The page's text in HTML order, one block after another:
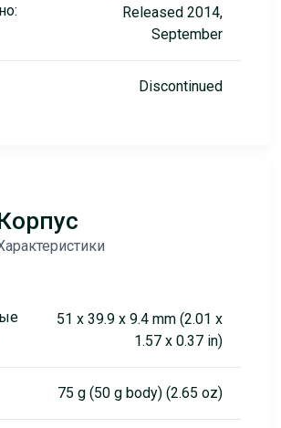
Released 2014,
September
Discontinued
51 x 39.9 x 9.4 mm (2.01 x
1.57 x 0.37 in)
75 g (50 g body) (2.65 oz)